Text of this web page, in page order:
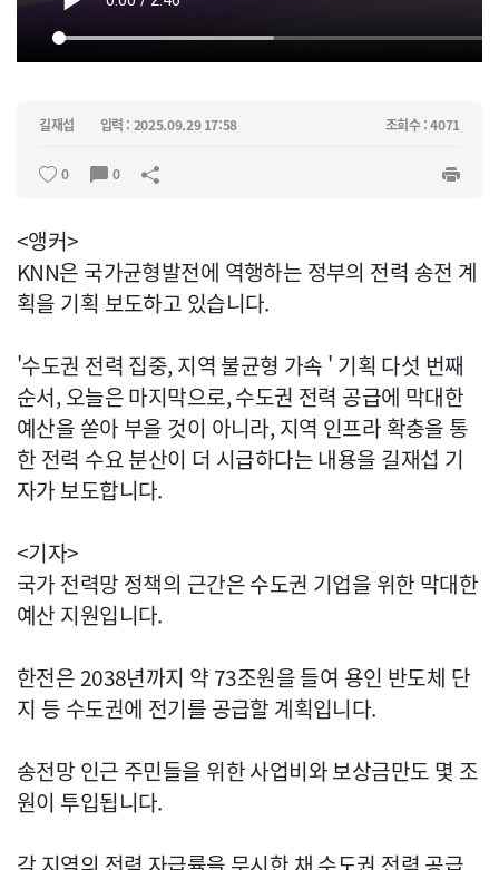
길재섭 입력 : 2025.09.29 17:58 조회수 : 4071
0 0
<앵커>
KNN은 국가균형발전에 역행하는 정부의 전력 송전 계
획을 기획 보도하고 있습니다.
'수도권 전력 집중, 지역 불균형 가속 ' 기획 다섯 번째
순서, 오늘은 마지막으로, 수도권 전력 공급에 막대한
예산을 쏟아 부을 것이 아니라, 지역 인프라 확충을 통
한 전력 수요 분산이 더 시급하다는 내용을 길재섭 기
자가 보도합니다.
<기자>
국가 전력망 정책의 근간은 수도권 기업을 위한 막대한
예산 지원입니다.
한전은 2038년까지 약 73조원을 들여 용인 반도체 단
지 등 수도권에 전기를 공급할 계획입니다.
송전망 인근 주민들을 위한 사업비와 보상금만도 몇 조
원이 투입됩니다.